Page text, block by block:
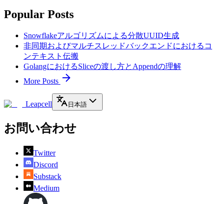
Popular Posts
Snowflakeアルゴリズムによる分散UUID生成
非同期およびマルチスレッドバックエンドにおけるコ
ンテキスト伝搬
GolangにおけるSliceの渡し方とAppendの理解
More Posts
Leapcell 日本語
お問い合わせ
Twitter
Discord
Substack
Medium